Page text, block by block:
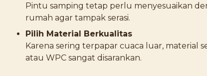
Pintu samping tetap perlu menyesuaikan
rumah agar tampak serasi.
Pilih Material Berkualitas
Karena sering terpapar cuaca luar, material
atau WPC sangat disarankan.